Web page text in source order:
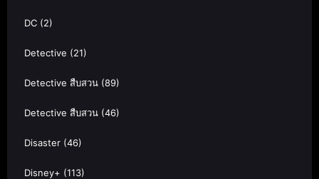
DC (2)
Detective (21)
Detective สืบสวน (89)
Detective สืบสวน (46)
Disaster (46)
Disney+ (113)